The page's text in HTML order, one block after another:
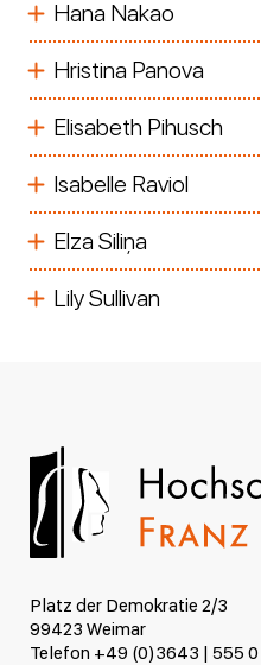
Hana Nakao
Hristina Panova
Elisabeth Pihusch
Isabelle Raviol
Elza Siliņa
Lily Sullivan
Platz der Demokratie 2/3
99423 Weimar
Telefon +49 (0)3643 | 555 0